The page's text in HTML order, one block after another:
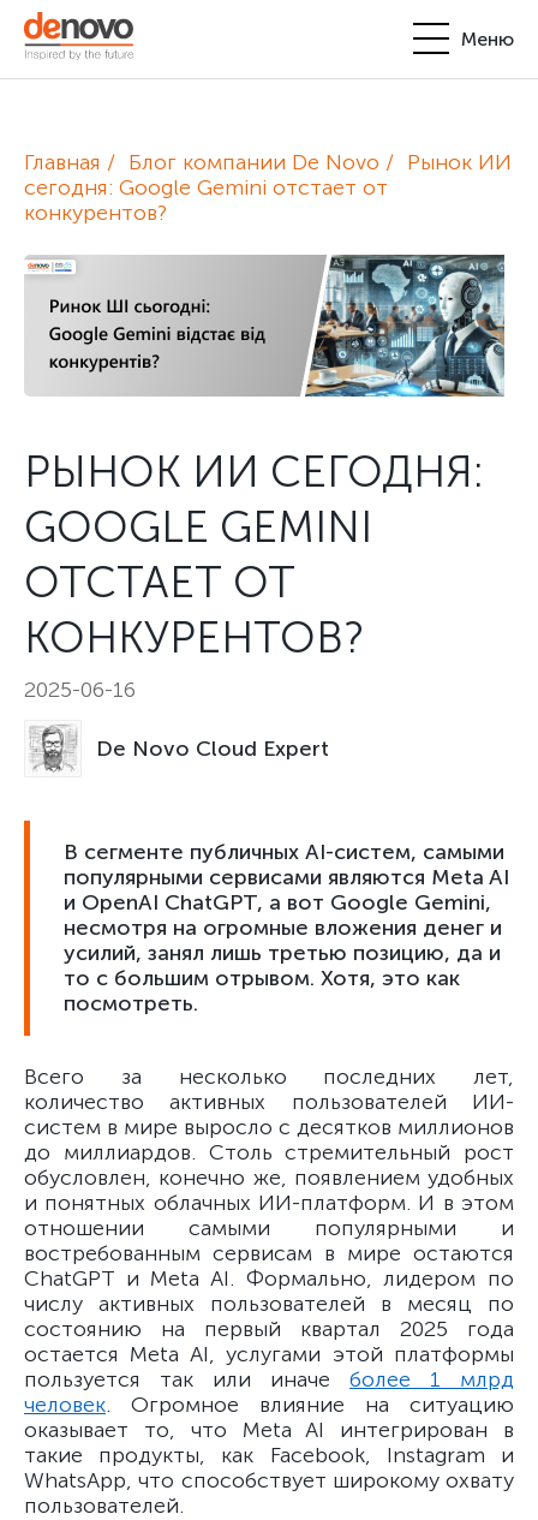
Меню
De Novo
Блог
Контакты
+380-44-200-93-39
Главная Блог компании De Novo
Рынок ИИ
сегодня: Google Gemini отстает от
конкурентов?
РЫНОК ИИ СЕГОДНЯ:
GOOGLE GEMINI
ОТСТАЕТ ОТ
КОНКУРЕНТОВ?
2025-06-16
De Novo Cloud Expert
В сегменте публичных AI-систем, самыми
популярными сервисами являются Meta AI
и OpenAI ChatGPT, а вот Google Gemini,
несмотря на огромные вложения денег и
усилий, занял лишь третью позицию, да и
то с большим отрывом. Хотя, это как
посмотреть.
Всего за несколько последних лет,
количество активных пользователей ИИ-
систем в мире выросло с десятков миллионов
до миллиардов. Столь стремительный рост
обусловлен, конечно же, появлением удобных
и понятных облачных ИИ-платформ. И в этом
отношении самыми популярными и
востребованным сервисам в мире остаются
ChatGPT и Meta AI. Формально, лидером по
числу активных пользователей в месяц по
состоянию на первый квартал 2025 года
остается Meta AI, услугами этой платформы
пользуется так или иначе более 1 млрд
человек. Огромное влияние на ситуацию
оказывает то, что Meta AI интегрирован в
такие продукты, как Facebook, Instagram и
WhatsApp, что способствует широкому охвату
пользователей.